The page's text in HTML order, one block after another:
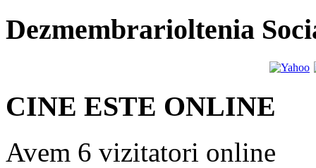
Dezmembrarioltenia
CINE ESTE ONLINE
Avem 6 vizitatori online